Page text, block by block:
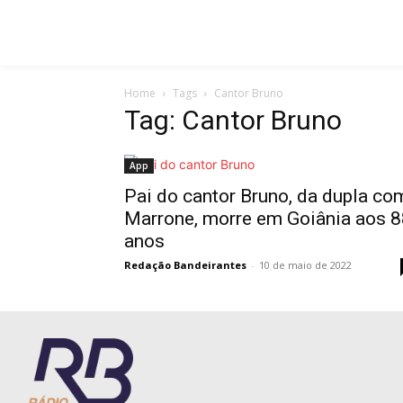
Home Tags Cantor Bruno
Tag: Cantor Bruno
App
Pai do cantor Bruno, da dupla
Marrone, morre em Goiânia aos
anos
Redação Bandeirantes - 10 de maio de 2022